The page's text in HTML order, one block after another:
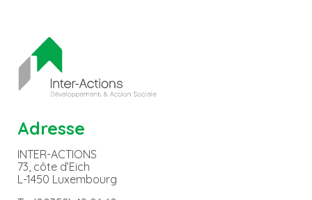
Adresse
INTER-ACTIONS
73, côte d’Eich
L-1450 Luxembourg